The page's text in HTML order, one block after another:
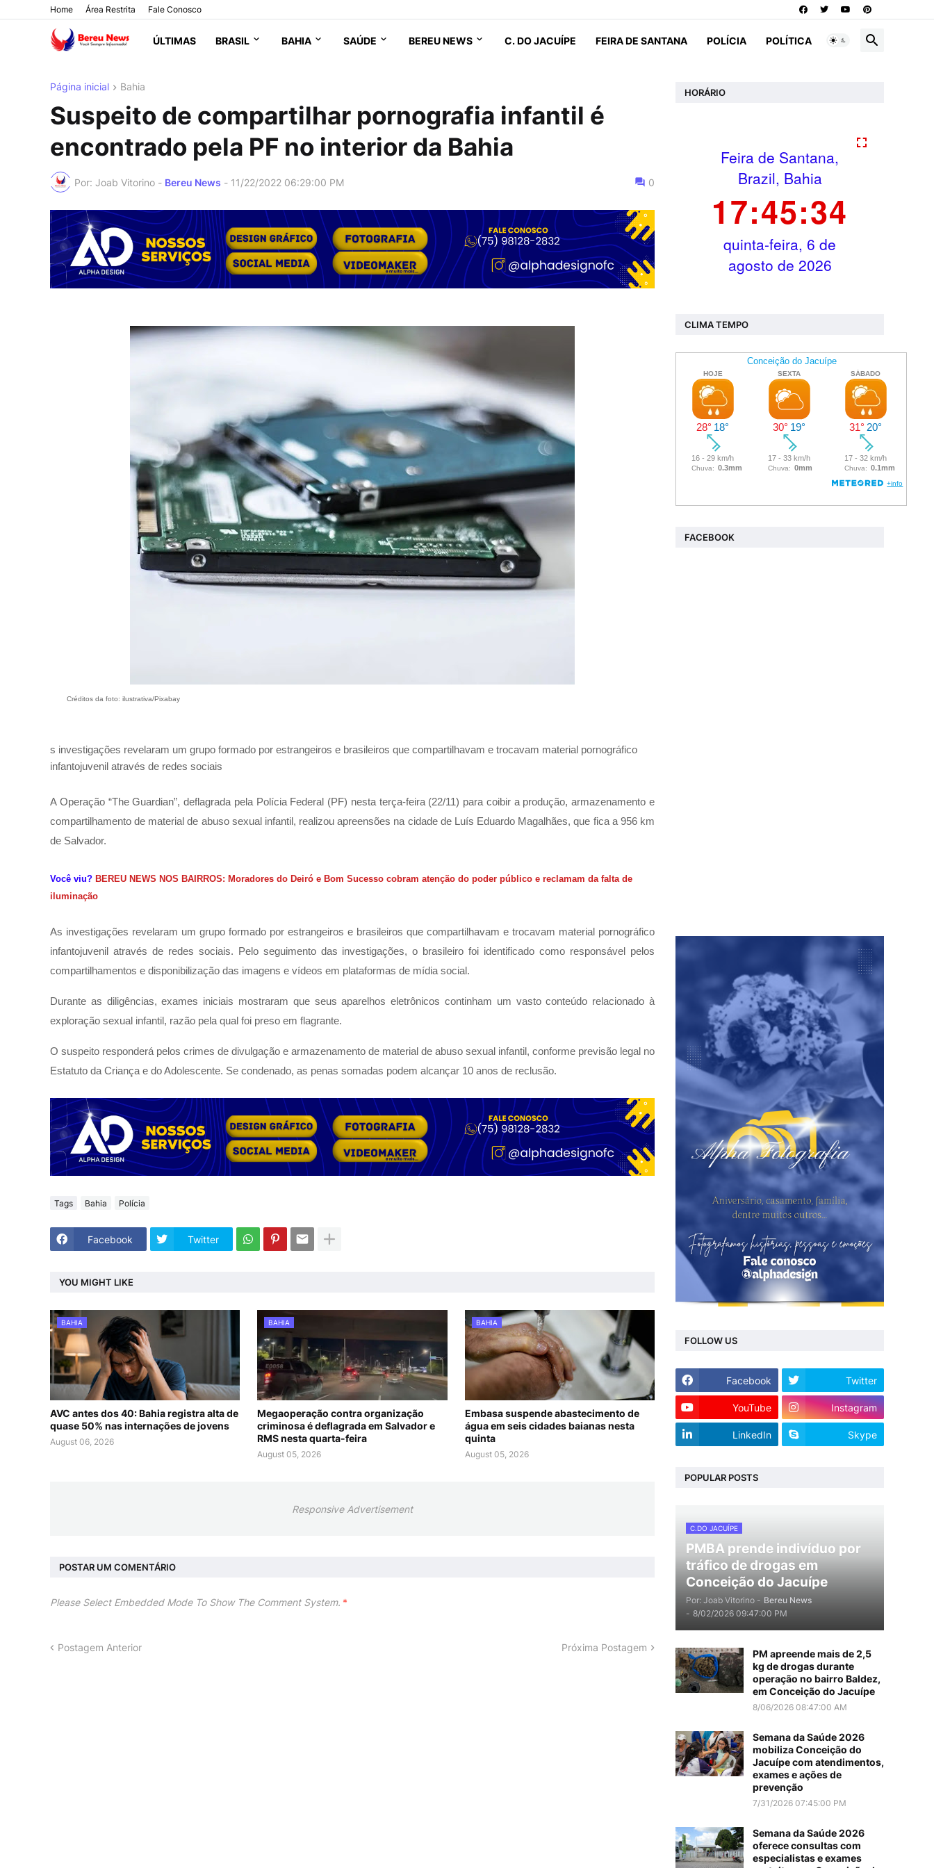
Home Área Restrita Fale Conosco
ÚLTIMAS BRASIL BAHIA SAÚDE BEREU NEWS C. DO JACUÍPE FEIRA DE SANTANA POLÍCIA POLÍTICA
Página inicial Bahia
Suspeito de compartilhar pornografia infantil é
encontrado pela PF no interior da Bahia
Por: Joab Vitorino - Bereu News - 11/22/2022 06:29:00 PM 0
Créditos da foto: ilustrativa/Pixabay
s investigações revelaram um grupo formado por estrangeiros e brasileiros que compartilhavam e trocavam material pornográfico
infantojuvenil através de redes sociais
A Operação “The Guardian”, deflagrada pela Polícia Federal (PF) nesta terça-feira (22/11) para coibir a produção, armazenamento e
compartilhamento de material de abuso sexual infantil, realizou apreensões na cidade de Luís Eduardo Magalhães, que fica a 956 km
de Salvador.
Você viu? BEREU NEWS NOS BAIRROS: Moradores do Deiró e Bom Sucesso cobram atenção do poder público e reclamam da falta de
iluminação
As investigações revelaram um grupo formado por estrangeiros e brasileiros que compartilhavam e trocavam material pornográfico
infantojuvenil através de redes sociais. Pelo seguimento das investigações, o brasileiro foi identificado como responsável pelos
compartilhamentos e disponibilização das imagens e vídeos em plataformas de mídia social.
Durante as diligências, exames iniciais mostraram que seus aparelhos eletrônicos continham um vasto conteúdo relacionado à
exploração sexual infantil, razão pela qual foi preso em flagrante.
O suspeito responderá pelos crimes de divulgação e armazenamento de material de abuso sexual infantil, conforme previsão legal no
Estatuto da Criança e do Adolescente. Se condenado, as penas somadas podem alcançar 10 anos de reclusão.
Tags Bahia Polícia
Facebook Twitter
YOU MIGHT LIKE
BAHIA
AVC antes dos 40: Bahia registra alta de
quase 50% nas internações de jovens
August 06, 2026
BAHIA
Megaoperação contra organização
criminosa é deflagrada em Salvador e
RMS nesta quarta-feira
August 05, 2026
BAHIA
Embasa suspende abastecimento de
água em seis cidades baianas nesta
quinta
August 05, 2026
Responsive Advertisement
POSTAR UM COMENTÁRIO
Please Select Embedded Mode To Show The Comment System. *
Postagem Anterior Próxima Postagem
HORÁRIO
CLIMA TEMPO
FACEBOOK
FOLLOW US
Facebook Twitter
YouTube Instagram
LinkedIn Skype
POPULAR POSTS
C.DO JACUÍPE
PMBA prende indivíduo por
tráfico de drogas em
Conceição do Jacuípe
Por: Joab Vitorino - Bereu News
- 8/02/2026 09:47:00 PM
PM apreende mais de 2,5
kg de drogas durante
operação no bairro Baldez,
em Conceição do Jacuípe
8/06/2026 08:47:00 AM
Semana da Saúde 2026
mobiliza Conceição do
Jacuípe com atendimentos,
exames e ações de
prevenção
7/31/2026 07:45:00 PM
Semana da Saúde 2026
oferece consultas com
especialistas e exames